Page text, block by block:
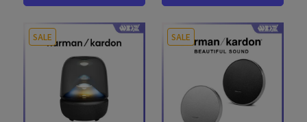
SALE SALE